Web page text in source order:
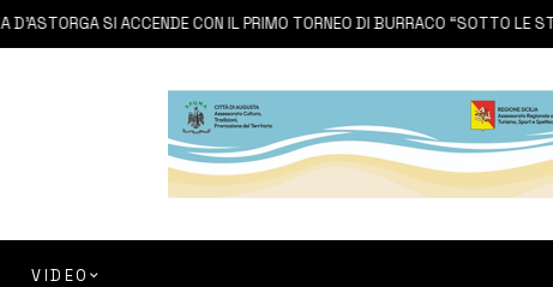
SI ACCENDE CON IL PRIMO TORNEO DI BURRACO “SOTTO LE STELLE”
VIDEO